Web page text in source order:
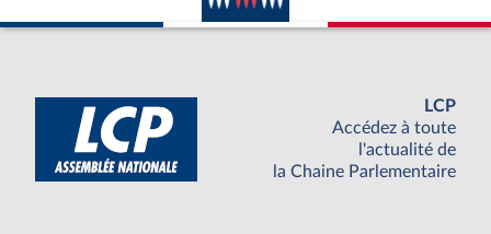
LCP
Accédez à toute
l'actualité de
la Chaine Parlementaire